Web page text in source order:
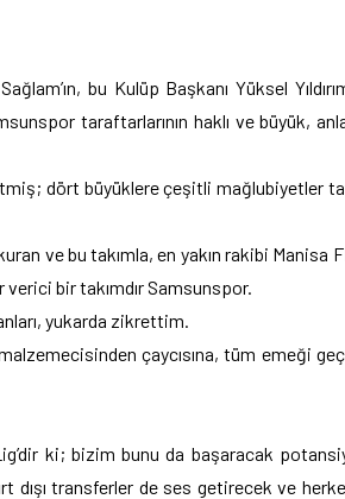
bu Kulüp Başkanı Yüksel
taraftarlarının haklı ve büyük,
dört büyüklere çeşitli mağlubiyetler
ve bu takımla, en yakın rakibi Manisa
verici bir takımdır Samsunspor.
yukarda zikrettim.
çaycısına, tüm emeği
ki; bizim bunu da başaracak
dışı transferler de ses getirecek ve